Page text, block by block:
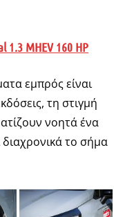
1.3 MHEV 160 HP
εμπρός είναι
τη στιγμή
νοητά ένα
το σήμα